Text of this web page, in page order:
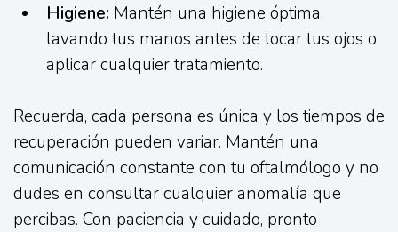
Higiene: Mantén una higiene óptima,
lavando tus manos antes de tocar tus ojos o
aplicar cualquier tratamiento.
Recuerda, cada persona es única y los tiempos de
recuperación pueden variar. Mantén una
comunicación constante con tu oftalmólogo y no
dudes en consultar cualquier anomalía que
percibas. Con paciencia y cuidado, pronto